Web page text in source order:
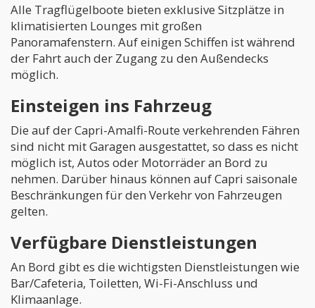
Alle Tragflügelboote bieten exklusive Sitzplätze in
klimatisierten Lounges mit großen
Panoramafenstern. Auf einigen Schiffen ist während
der Fahrt auch der Zugang zu den Außendecks
möglich.
Einsteigen ins Fahrzeug
Die auf der Capri-Amalfi-Route verkehrenden Fähren
sind nicht mit Garagen ausgestattet, so dass es nicht
möglich ist, Autos oder Motorräder an Bord zu
nehmen. Darüber hinaus können auf Capri saisonale
Beschränkungen für den Verkehr von Fahrzeugen
gelten.
Verfügbare Dienstleistungen
An Bord gibt es die wichtigsten Dienstleistungen wie
Bar/Cafeteria, Toiletten, Wi-Fi-Anschluss und
Klimaanlage.